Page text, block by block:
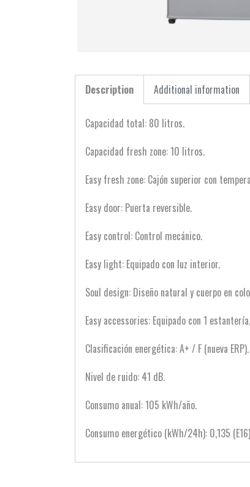
Description Additional information
Capacidad total: 80 litros.
Capacidad fresh zone: 10 litros.
Easy fresh zone: Cajón superior con
Easy door: Puerta reversible.
Easy control: Control mecánico.
Easy light: Equipado con luz interior.
Soul design: Diseño natural y cuerpo en
Easy accessories: Equipado con 1
Clasificación energética: A+ / F (nueva ERP).
Nivel de ruido: 41 dB.
Consumo anual: 105 kWh/año.
Consumo energético (kWh/24h): 0,135